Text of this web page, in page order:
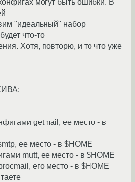
могут быть ошибки. В
"идеальный" набор
что-то
Хотя, повторю, и то что уже
getmail, ее место - в
ее место - в $HOME
mutt, ее место - в $HOME
его место - в $HOME